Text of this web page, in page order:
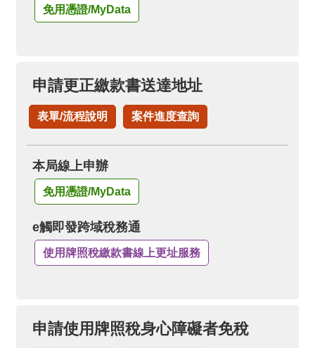
免用憑證/MyData
申請更正繳款書送達地址
表單/流程說明 案件進度查詢
本局線上申辦
免用憑證/MyData
e觸即發跨域稅務通
使用牌照稅繳款書線上更址服務
申請使用牌照稅身心障礙者免稅